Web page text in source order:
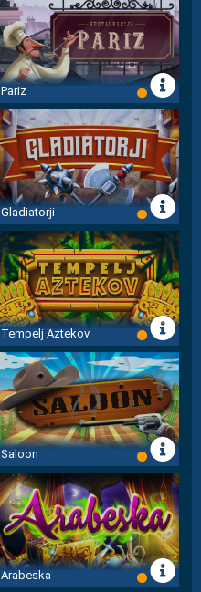
Pariz
Gladiatorji
Tempelj Aztekov
Saloon
Arabeska